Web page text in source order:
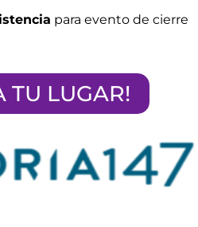
para evento de cierre
TU LUGAR!